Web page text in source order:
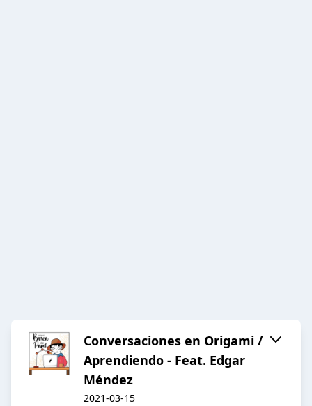
Conversaciones en Origami /
Aprendiendo - Feat. Edgar
Méndez
2021-03-15